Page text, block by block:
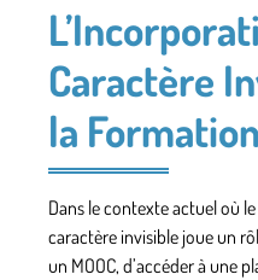
Caractère
la
Dans le contexte actuel où
caractère invisible joue un
un MOOC, d’accéder à une